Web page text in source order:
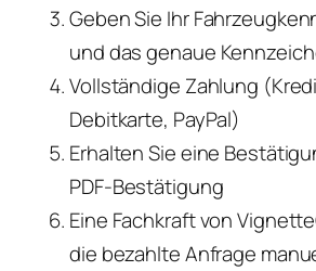
Geben Sie Ihr
und das genaue
Vollständige Zahlung
Debitkarte, PayPal)
Erhalten Sie eine
PDF-Bestätigung
Eine Fachkraft von
die bezahlte Anfrage